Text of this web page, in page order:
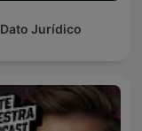
Dato Jurídico